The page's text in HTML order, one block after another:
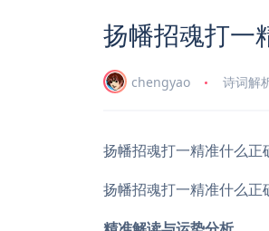
扬幡招魂打一
chengyao 诗词解
扬幡招魂打一精准什么
扬幡招魂打一精准什么